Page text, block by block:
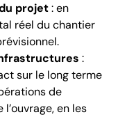
projet: en
réel du chantier
:
sur le long terme
de
en les